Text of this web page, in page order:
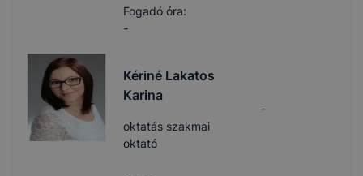
Fogadó óra:
-
Kériné Lakatos
Karina
oktatás szakmai
oktató
-